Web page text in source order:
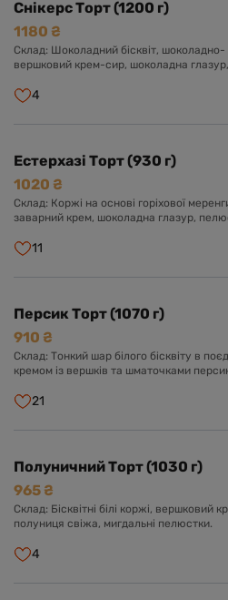
Снікерс Торт (1200 г)
1180 ₴
Склад: Шоколадний бісквіт, шоколадно-
вершковий крем-сир, шоколадна глазур,
Оформлений арахісом і солоною
4
Естерхазі Торт (930 г)
1020 ₴
Склад: Коржі на основі горіхової
заварний крем, шоколадна глазур,
11
Персик Торт (1070 г)
910 ₴
Склад: Тонкий шар білого бісквіту в
кремом із вершків та шматочками
кремом із вершків та прикрашений
21
Полуничний Торт (1030 г)
965 ₴
Склад: Бісквітні білі коржі, вершковий
полуниця свіжа, мигдальні пелюстки.
4